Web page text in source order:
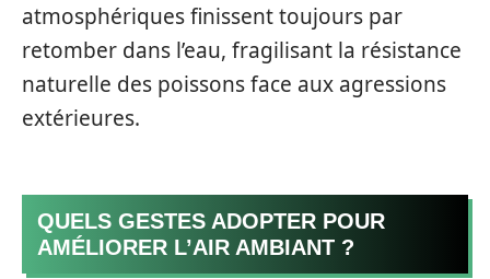
atmosphériques finissent toujours par
retomber dans l’eau, fragilisant la résistance
naturelle des poissons face aux agressions
extérieures.
QUELS GESTES ADOPTER POUR
AMÉLIORER L’AIR AMBIANT ?